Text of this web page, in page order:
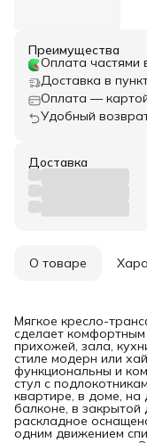
Преимущества
Оплата частями
Доставка в
Оплата —
Удобный
Доставка
О товаре
Мягкое кресло-
сделает комфортным
прихожей, зала,
стиле модерн или
функциональны и
стул с
квартире, в доме, на
балконе, в закрытой
раскладное
одним движением